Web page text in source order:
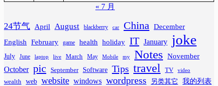
« 7 月
24节气 April August blackberry car China
December
English
February game health holiday IT January joke
July June laptop live March May Mobile my Notes November
October pic September Software Tips travel TV video
wealth web website windows wordpress 另类其它 我的列表